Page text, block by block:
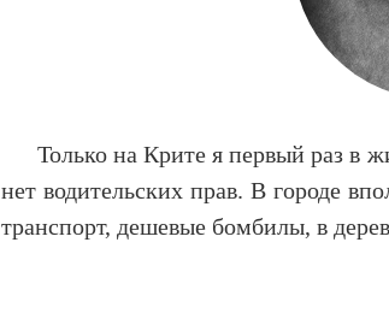
Только на Крите я первый раз в
нет водительских прав. В городе
транспорт, дешевые бомбилы, в